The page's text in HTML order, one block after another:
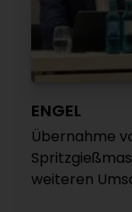
ENGEL
Übernahme
weiteren